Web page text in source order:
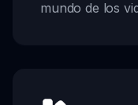
mundo de los